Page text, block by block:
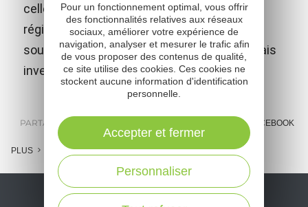
celle des arts et traditions populaires de la
région et celle de l'histoire de l'exploration
sous-marine, en hommage aux 2 espalionnais
inventeurs du scaphandre autonome.
PARTAGER : FACEBOOK
PLUS
Pour un fonctionnement optimal, vous offrir
des fonctionnalités relatives aux réseaux
sociaux, améliorer votre expérience de
navigation, analyser et mesurer le trafic afin
de vous proposer des contenus de qualité,
ce site utilise des cookies. Ces cookies ne
stockent aucune information d'identification
personnelle.
Personnaliser
Accepter et fermer